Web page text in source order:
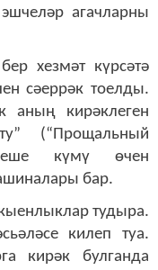
агачларны
хезмәт күрсәтә
сәеррәк тоелды.
аның кирәклеген
(“Прощальный
күмү өчен
бар.
тудыра.
килеп туа.
кирәк булганда